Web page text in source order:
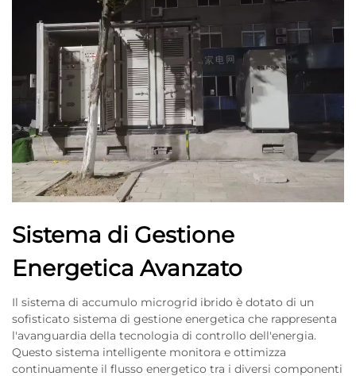
Sistema di Gestione
Energetica Avanzato
Il sistema di accumulo microgrid ibrido è dotato di un
sofisticato sistema di gestione energetica che rappresenta
l'avanguardia della tecnologia di controllo dell'energia.
Questo sistema intelligente monitora e ottimizza
continuamente il flusso energetico tra i diversi componenti